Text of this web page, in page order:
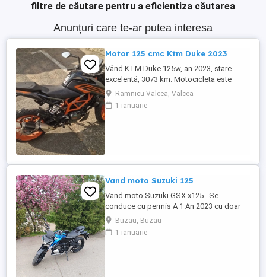
filtre de căutare pentru a eficientiza căutarea
Anunțuri care te-ar putea interesa
Motor 125 cmc Ktm Duke 2023
Vând KTM Duke 125w, an 2023, stare
excelentă, 3073 km. Motocicleta este
ideală pentru începători sau pentru oraș.
Fără daune, lovituri!
Ramnicu Valcea, Valcea
1 ianuarie
Vand moto Suzuki 125
Vand moto Suzuki GSX x125 . Se
conduce cu permis A 1 An 2023 cu doar
5000km Stare impecabila , fara cazaturi
ITP valabil pana in noiembrie 2027 Revizii
si schimb de ulei in service autorizat
Buzau, Buzau
1 ianuarie